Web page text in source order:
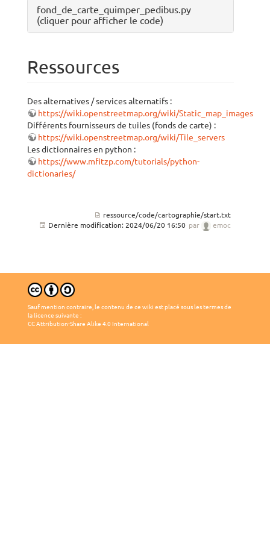
fond_de_carte_quimper_pedibus.py
(cliquer pour afficher le code)
Ressources
Des alternatives / services alternatifs :
https://wiki.openstreetmap.org/wiki/Static_map_images
Différents fournisseurs de tuiles (fonds de carte) :
https://wiki.openstreetmap.org/wiki/Tile_servers
Les dictionnaires en python :
https://www.mfitzp.com/tutorials/python-
dictionaries/
ressource/code/cartographie/start.txt
Dernière modification: 2024/06/20 16:50 par emoc
Sauf mention contraire, le contenu de ce wiki est placé sous les termes de
la licence suivante :
CC Attribution-Share Alike 4.0 International